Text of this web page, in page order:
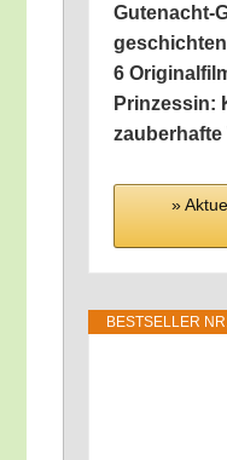
Gute­nacht-
6
Prin­zes­sin:
zau­ber­haf­te
»
BEST­SEL­LER